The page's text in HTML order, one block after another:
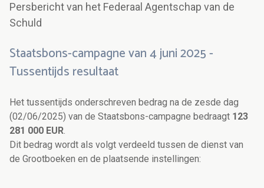
Persbericht van het Federaal Agentschap van de
Schuld
Staatsbons-campagne van 4 juni 2025 -
Tussentijds resultaat
Het tussentijds onderschreven bedrag na de zesde dag
(02/06/2025) van de Staatsbons-campagne bedraagt 123
281 000 EUR.
Dit bedrag wordt als volgt verdeeld tussen de dienst van
de Grootboeken en de plaatsende instellingen: